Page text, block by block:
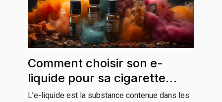
Comment choisir son e-
liquide pour sa cigarette
électronique ?
L’e-liquide est la substance contenue dans les